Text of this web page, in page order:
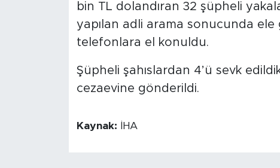
bin TL dolandıran 32 şüpheli
yapılan adli arama sonucunda
telefonlara el konuldu.
Şüpheli şahıslardan 4’ü sevk
cezaevine gönderildi.
Kaynak: İHA